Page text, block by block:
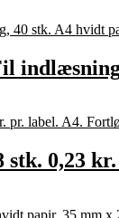
stk. 0,23